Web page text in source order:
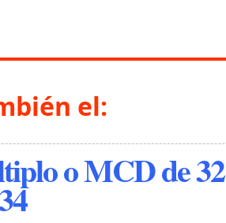
el:
o MCD de 32